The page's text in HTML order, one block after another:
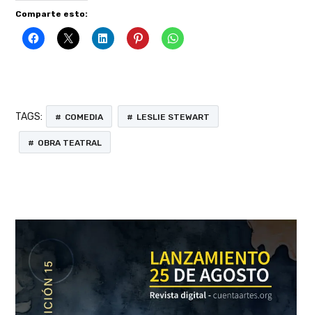
Comparte esto:
TAGS: COMEDIA LESLIE STEWART
OBRA TEATRAL